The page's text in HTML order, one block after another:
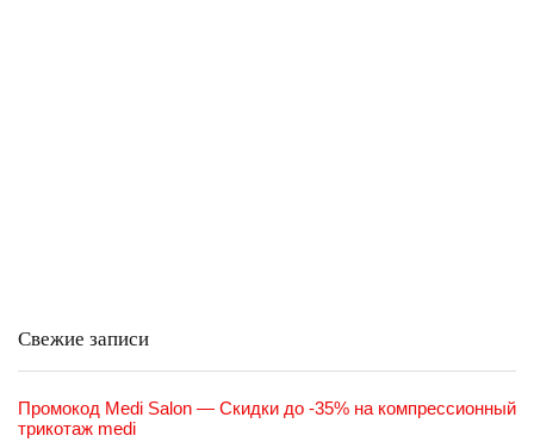
Свежие записи
Промокод Medi Salon — Скидки до -35% на компрессионный
трикотаж medi